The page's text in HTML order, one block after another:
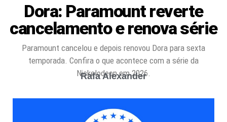
Dora: Paramount reverte
cancelamento e renova série
Paramount cancelou e depois renovou Dora para sexta
temporada. Confira o que acontece com a série da
Nickelodeon em 2026.
Rafa Alexander